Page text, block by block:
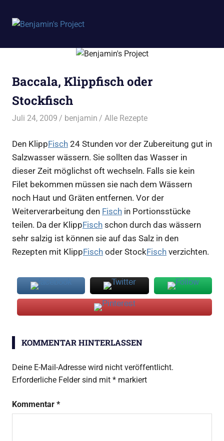
springen
Project
Baccala, Klippfisch oder
Stockfisch
Juli 24, 2009 benjamin Alle Rezepte
Den KlippFisch 24 Stunden vor der Zubereitung gut in
Salzwasser wässern. Sie sollten das Wasser in
dieser Zeit möglichst oft wechseln. Falls sie kein
Filet bekommen müssen sie nach dem Wässern
noch Haut und Gräten entfernen. Vor der
Weiterverarbeitung den Fisch in Portionsstücke
teilen. Da der KlippFisch schon durch das wässern
sehr salzig ist können sie auf das Salz in den
Rezepten mit KlippFisch oder StockFisch verzichten.
KOMMENTAR HINTERLASSEN
Deine E-Mail-Adresse wird nicht veröffentlicht.
Erforderliche Felder sind mit * markiert
Kommentar *